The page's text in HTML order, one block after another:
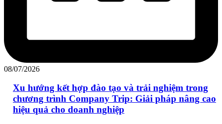
08/07/2026
Xu hướng kết hợp đào tạo và trải nghiệm trong
chương trình Company Trip: Giải pháp nâng cao
hiệu quả cho doanh nghiệp